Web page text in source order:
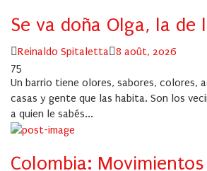
Se va doña Olga, la de
Author
Reinaldo Spitaletta Posted
8 août, 2026
75
Un barrio tiene olores, sabores, colores,
casas y gente que las habita. Son los
a quien le sabés...
Colombia: